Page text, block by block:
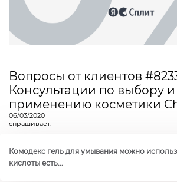
Вопросы от клиентов
Консультации по выбору и
применению косметики
06/03/2020
спрашивает:
Комодекс гель для умывания можно
кислоты есть...